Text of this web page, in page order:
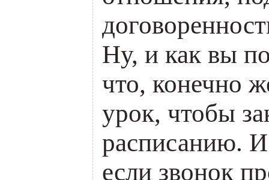
Ну, и как вы
что, конечно
урок, чтобы
расписанию. И
если звонок